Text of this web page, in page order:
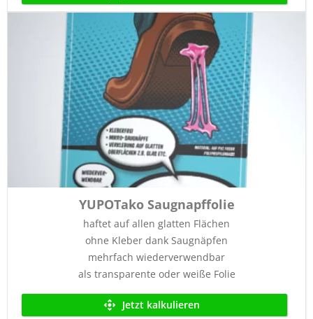
YUPOTako Saugnapffolie
haftet auf allen glatten Flächen
ohne Kleber dank Saugnäpfen
mehrfach wiederverwendbar
als transparente oder weiße Folie
Jetzt kalkulieren